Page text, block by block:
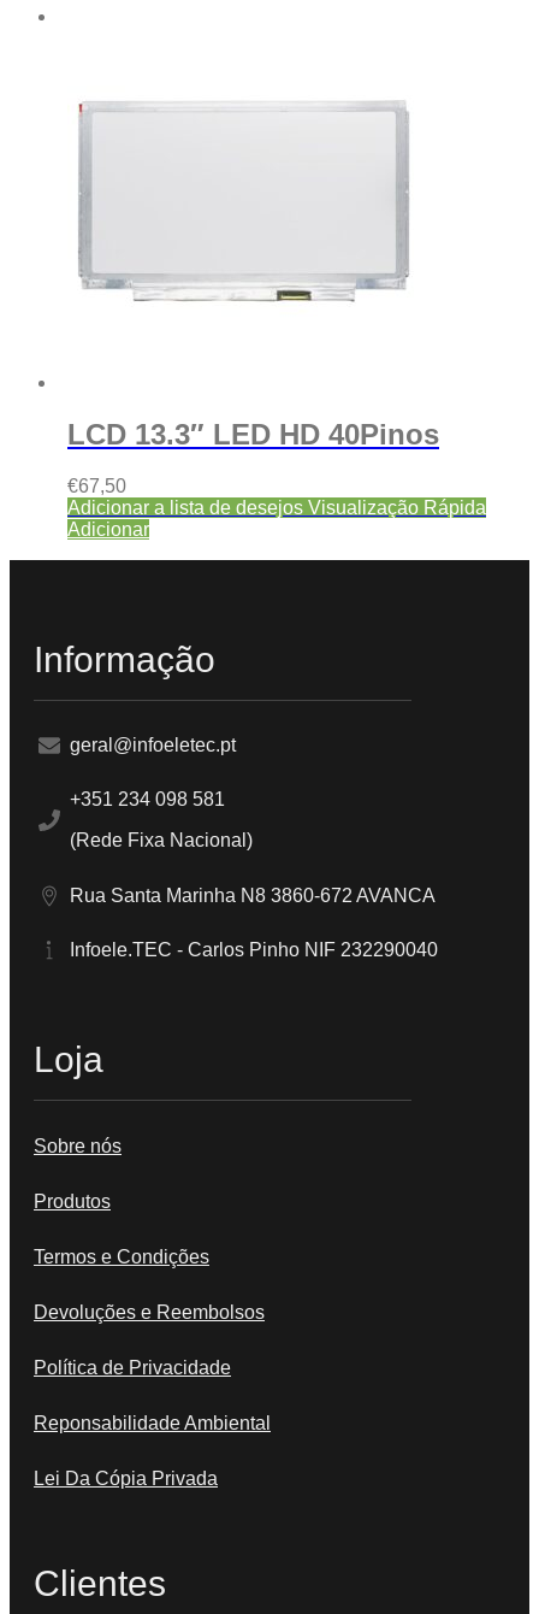
LCD 13.3″ LED HD 40Pinos
€67,50
Adicionar a lista de desejos Visualização Rápida
Adicionar
Informação
geral@infoeletec.pt
+351 234 098 581
(Rede Fixa Nacional)
Rua Santa Marinha N8 3860-672 AVANCA
Infoele.TEC - Carlos Pinho NIF 232290040
Loja
Sobre nós
Produtos
Termos e Condições
Devoluções e Reembolsos
Política de Privacidade
Reponsabilidade Ambiental
Lei Da Cópia Privada
Clientes